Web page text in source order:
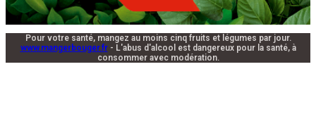
Pour votre santé, mangez au moins cinq fruits et légumes par jour.
www.mangerbouger.fr- L'abus d'alcool est dangereux pour la santé, à
consommer avec modération.